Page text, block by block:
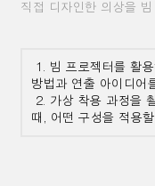
직접 디자인한 의상을
1. 빔 프로젝터를 활
방법과 연출 아이디어
2. 가상 착용 과정을
때, 어떤 구성을 적용